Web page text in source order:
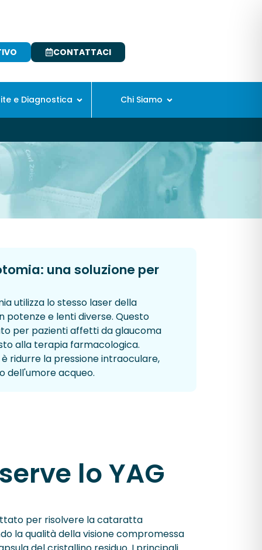
CONTATTACI
e Diagnostica Chi Siamo
una soluzione per
utilizza lo stesso laser della
potenze e lenti diverse. Questo
per pazienti affetti da glaucoma
alla terapia farmacologica.
ridurre la pressione intraoculare,
dell'umore acqueo.
lo YAG
per risolvere la cataratta
la qualità della visione compromessa